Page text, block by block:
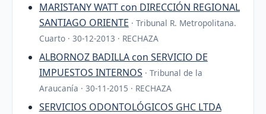
MARISTANY WATT con DIRECCIÓN REGIONAL
SANTIAGO ORIENTE · Tribunal R. Metropolitana.
Cuarto · 30-12-2013 · RECHAZA
ALBORNOZ BADILLA con SERVICIO DE
IMPUESTOS INTERNOS · Tribunal de la
Araucanía · 30-11-2015 · RECHAZA
SERVICIOS ODONTOLÓGICOS GHC LTDA